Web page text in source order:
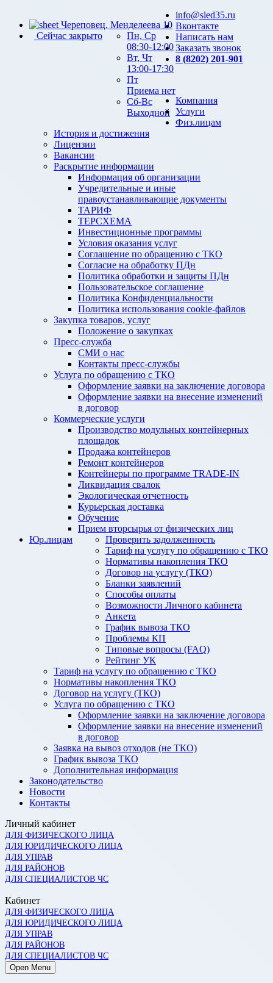
Череповец, Менделеева 10
Сейчас закрыто
Пн, Ср
08:30-12:00
Вт, Чт
13:00-17:30
Пт
Приема нет
Сб-Вс
Выходной
info@sled35.ru
Вконтакте
Написать нам
Заказать звонок
8 (8202) 201-901
Компания
История и достижения
Лицензии
Вакансии
Раскрытие информации
Информация об организации
Учредительные и иные
правоустанавливающие документы
ТАРИФ
ТЕРСХЕМА
Инвестиционные программы
Условия оказания услуг
Соглашение по обращению с ТКО
Согласие на обработку ПДн
Политика обработки и защиты ПДн
Пользовательское соглашение
Политика Конфиденциальности
Политика использования cookie-файлов
Закупка товаров, услуг
Положение о закупках
Пресс-служба
СМИ о нас
Контакты пресс-службы
Услуги
Услуга по обращению с ТКО
Оформление заявки на заключение договора
Оформление заявки на внесение изменений
в договор
Коммерческие услуги
Производство модульных контейнерных
площадок
Продажа контейнеров
Ремонт контейнеров
Контейнеры по программе TRADE-IN
Ликвидация свалок
Экологическая отчетность
Курьерская доставка
Обучение
Прием вторсырья от физических лиц
Физ.лицам
Проверить задолженность
Тариф на услугу по обращению с ТКО
Нормативы накопления ТКО
Договор на услугу (ТКО)
Бланки заявлений
Способы оплаты
Возможности Личного кабинета
Анкета
График вывоза ТКО
Проблемы КП
Типовые вопросы (FAQ)
Рейтинг УК
Юр.лицам
Тариф на услугу по обращению с ТКО
Нормативы накопления ТКО
Договор на услугу (ТКО)
Услуга по обращению с ТКО
Оформление заявки на заключение договора
Оформление заявки на внесение изменений
в договор
Заявка на вывоз отходов (не ТКО)
График вывоза ТКО
Дополнительная информация
Законодательство
Новости
Контакты
Личный кабинет
ДЛЯ ФИЗИЧЕСКОГО ЛИЦА
ДЛЯ ЮРИДИЧЕСКОГО ЛИЦА
ДЛЯ УПРАВ
ДЛЯ РАЙОНОВ
ДЛЯ СПЕЦИАЛИСТОВ ЧС
Кабинет
ДЛЯ ФИЗИЧЕСКОГО ЛИЦА
ДЛЯ ЮРИДИЧЕСКОГО ЛИЦА
ДЛЯ УПРАВ
ДЛЯ РАЙОНОВ
ДЛЯ СПЕЦИАЛИСТОВ ЧС
Open Menu